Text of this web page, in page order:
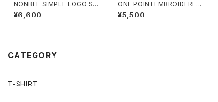
NONBEE SIMPLE LOGO SW
¥6,600
ONE POINTEMBROIDERED
CAP “beer” cotton
¥5,500
CATEGORY
T-SHIRT